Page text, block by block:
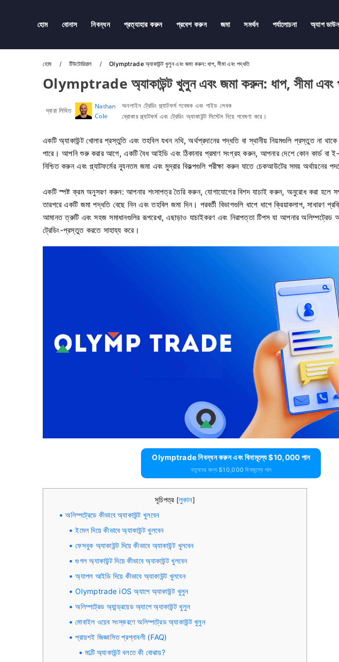
হোম বোনাস নিবন্ধন প্রত্যাহার করুন প্রবেশ করুন জমা সমর্থন পর্যালোচনা অ্যাপ
হোম টিউটোরিয়াল Olymptrade অ্যাকাউন্ট খুলুন এবং জমা করুন: ধাপ, সীমা এবং পদ্ধতি
Olymptrade অ্যাকাউন্ট খুলুন এবং জমা করুন: ধাপ, সীমা এবং
দ্বারা লিখিত
Nathan
Cole
অনলাইন ট্রেডিং প্ল্যাটফর্ম গবেষক এবং গাইড লেখক
ব্রোকার প্ল্যাটফর্ম এবং ট্রেডিং অ্যাকাউন্ট সিস্টেম নিয়ে গবেষণা করে।
একটি অ্যাকাউন্ট খোলার প্রস্তুতি এবং তহবিল যখন নথি, অর্থপ্রদানের পদ্ধতি বা স্থানীয় নিয়মগুলি প্রস্তুত না
পারে। আপনি শুরু করার আগে, একটি বৈধ আইডি এবং ঠিকানার প্রমাণ সংগ্রহ করুন, আপনার দেশে কোন কার্ড বা
নিশ্চিত করুন এবং প্ল্যাটফর্মের ন্যূনতম জমা এবং মুদ্রার বিকল্পগুলি পরীক্ষা করুন যাতে চেকআউটের সময় অর্থায়নের
একটি স্পষ্ট ক্রম অনুসরণ করুন: আপনার শংসাপত্র তৈরি করুন, যোগাযোগের বিশদ যাচাই করুন, অনুরোধ করা হলে
তারপরে একটি জমা পদ্ধতি বেছে নিন এবং তহবিল জমা দিন। পরবর্তী বিভাগগুলি ধাপে ধাপে ক্রিয়াকলাপ, সাধারণ
আমানত ত্রুটি এবং সহজ সমাধানগুলির রূপরেখা, এছাড়াও যাচাইকরণ এবং নিরাপত্তা টিপস যা আপনার অলিম্পট্রেড
ট্রেডিং-প্রস্তুত করতে সাহায্য করে।
Olymptrade নিবন্ধন করুন এবং বিনামূল্যে $10,000 পান
নতুনদের জন্য $10,000 বিনামূল্যে পান
সূচিপত্র [লুকান]
অলিম্পট্রেডে কীভাবে অ্যাকাউন্ট খুলবেন
ইমেল দিয়ে কীভাবে অ্যাকাউন্ট খুলবেন
ফেসবুক অ্যাকাউন্ট দিয়ে কীভাবে অ্যাকাউন্ট খুলবেন
গুগল অ্যাকাউন্ট দিয়ে কীভাবে অ্যাকাউন্ট খুলবেন
অ্যাপল আইডি দিয়ে কীভাবে অ্যাকাউন্ট খুলবেন
Olymptrade iOS অ্যাপে অ্যাকাউন্ট খুলুন
অলিম্পট্রেড অ্যান্ড্রয়েড অ্যাপে অ্যাকাউন্ট খুলুন
মোবাইল ওয়েব সংস্করণে অলিম্পট্রেড অ্যাকাউন্ট খুলুন
প্রায়শই জিজ্ঞাসিত প্রশ্নাবলী (FAQ)
মাল্টি অ্যাকাউন্ট বলতে কী বোঝায়?